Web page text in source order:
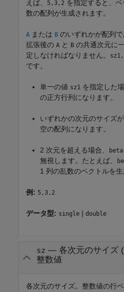
えば、
5,3,2 を指定すると、
数の配列が生成されます。
A または B のいずれかが配列
拡張後の A と B の共通次元に
定しなければなりません。
です。
単一の値 sz1 を指定した場
の正方行列になります。
いずれかの次元のサイズが
空の配列になります。
2 次元を超える場合、
無視します。たとえば、
1 列の乱数のベクトルを生
例: 5,3,2
データ型: single | double
sz — 各次元のサイズ
整数値
各次元のサイズ。整数値の行